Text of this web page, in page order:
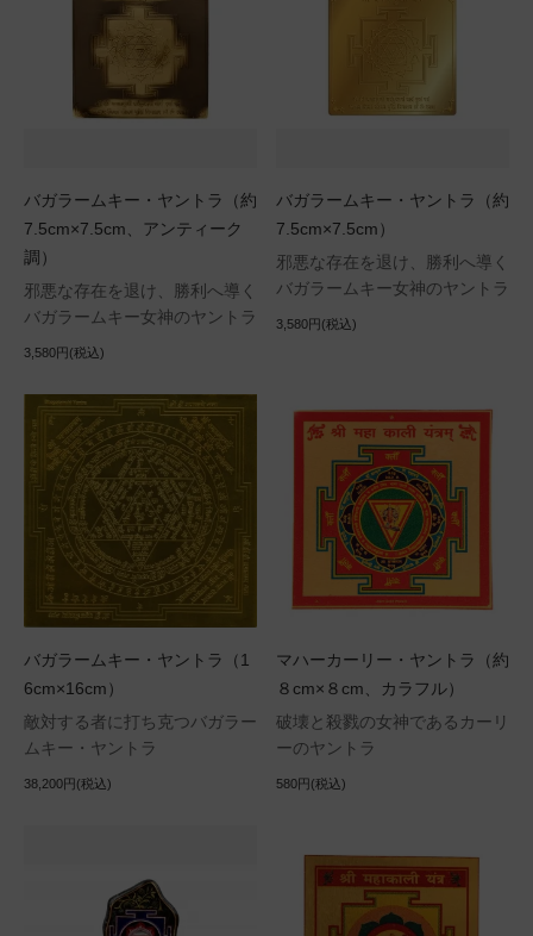
バガラームキー・ヤントラ（約
7.5cm×7.5cm、アンティーク
調）
邪悪な存在を退け、勝利へ導く
バガラームキー女神のヤントラ
3,580円(税込)
バガラームキー・ヤントラ（約
7.5cm×7.5cm）
邪悪な存在を退け、勝利へ導く
バガラームキー女神のヤントラ
3,580円(税込)
バガラームキー・ヤントラ（1
6cm×16cm）
敵対する者に打ち克つバガラー
ムキー・ヤントラ
38,200円(税込)
マハーカーリー・ヤントラ（約
８cm×８cm、カラフル）
破壊と殺戮の女神であるカーリ
ーのヤントラ
580円(税込)